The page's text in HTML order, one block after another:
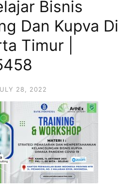
Bisnis
Dan Kupva Di
Timur |
28, 2022